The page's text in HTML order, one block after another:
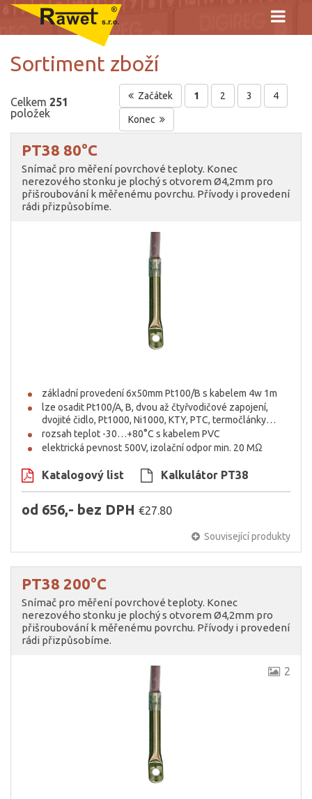
Sortiment zboží
Celkem 251
položek
Začátek 1 2 3 4
Konec
PT38 80°C
Snímač pro měření povrchové teploty. Konec
nerezového stonku je plochý s otvorem Ø4,2mm pro
přišroubování k měřenému povrchu. Přívody i provedení
rádi přizpůsobíme.
základní provedení 6x50mm Pt100/B s kabelem 4w 1m
lze osadit Pt100/A, B, dvou až čtyřvodičové zapojení,
dvojité čidlo, Pt1000, Ni1000, KTY, PTC, termočlánky…
rozsah teplot -30…+80°C s kabelem PVC
elektrická pevnost 500V, izolační odpor min. 20 MΩ
Katalogový list Kalkulátor PT38
od 656,- bez DPH €27.80
Související produkty
PT38 200°C
Snímač pro měření povrchové teploty. Konec
nerezového stonku je plochý s otvorem Ø4,2mm pro
přišroubování k měřenému povrchu. Přívody i provedení
rádi přizpůsobíme.
2